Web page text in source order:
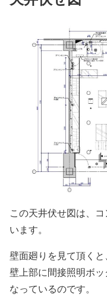
この天井伏せ図は、
います。
壁面廻りを見て頂く
壁上部に間接照明ボ
なっているのです。